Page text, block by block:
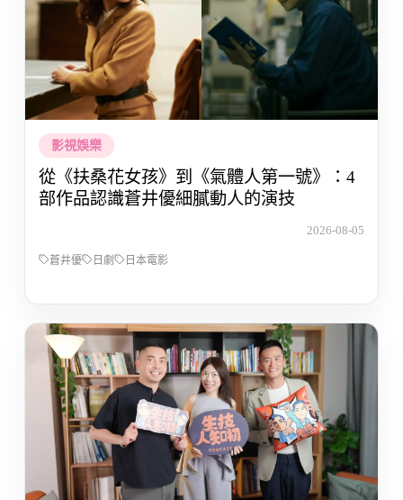
影視娛樂
從《扶桑花女孩》到《氣體人第一號》：4
部作品認識蒼井優細膩動人的演技
2026-08-05
蒼井優 日劇 日本電影